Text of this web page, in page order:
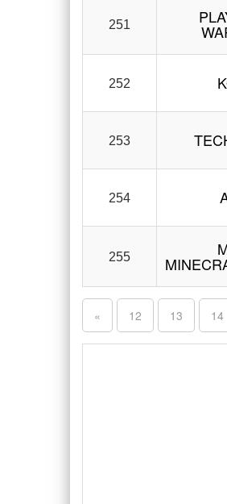
251
252
253
254
255
« 12 13 14